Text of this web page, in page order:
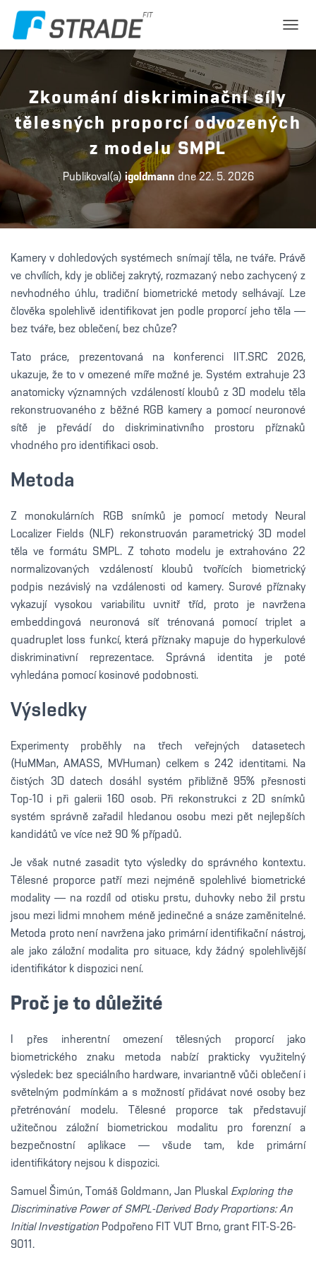
Ř
U
T
Zkoumání diskriminační síly
tělesných proporcí odvozených
z modelu SMPL
Publikoval(a) igoldmann dne22. 5. 2026
Kamery v dohledových systémech snímají těla, ne tváře. Právě
ve chvílích, kdy je obličej zakrytý, rozmazaný nebo zachycený z
nevhodného úhlu, tradiční biometrické metody selhávají. Lze
člověka spolehlivě identifikovat jen podle proporcí jeho těla —
bez tváře, bez oblečení, bez chůze?
Tato práce, prezentovaná na konferenci IIT.SRC 2026,
ukazuje, že to v omezené míře možné je. Systém extrahuje 23
anatomicky významných vzdáleností kloubů z 3D modelu těla
rekonstruovaného z běžné RGB kamery a pomocí neuronové
sítě je převádí do diskriminativního prostoru příznaků
vhodného pro identifikaci osob.
Metoda
Z monokulárních RGB snímků je pomocí metody Neural
Localizer Fields (NLF) rekonstruován parametrický 3D model
těla ve formátu SMPL. Z tohoto modelu je extrahováno 22
normalizovaných vzdáleností kloubů tvořících biometrický
podpis nezávislý na vzdálenosti od kamery. Surové příznaky
vykazují vysokou variabilitu uvnitř tříd, proto je navržena
embeddingová neuronová síť trénovaná pomocí triplet a
quadruplet loss funkcí, která příznaky mapuje do hyperkulové
diskriminativní reprezentace. Správná identita je poté
vyhledána pomocí kosinové podobnosti.
Výsledky
Experimenty proběhly na třech veřejných datasetech
(HuMMan, AMASS, MVHuman) celkem s 242 identitami. Na
čistých 3D datech dosáhl systém přibližně 95% přesnosti
Top-10 i při galerii 160 osob. Při rekonstrukci z 2D snímků
systém správně zařadil hledanou osobu mezi pět nejlepších
kandidátů ve více než 90 % případů.
Je však nutné zasadit tyto výsledky do správného kontextu.
Tělesné proporce patří mezi nejméně spolehlivé biometrické
modality — na rozdíl od otisku prstu, duhovky nebo žil prstu
jsou mezi lidmi mnohem méně jedinečné a snáze zaměnitelné.
Metoda proto není navržena jako primární identifikační nástroj,
ale jako záložní modalita pro situace, kdy žádný spolehlivější
identifikátor k dispozici není.
Proč je to důležité
I přes inherentní omezení tělesných proporcí jako
biometrického znaku metoda nabízí prakticky využitelný
výsledek: bez speciálního hardware, invariantně vůči oblečení i
světelným podmínkám a s možností přidávat nové osoby bez
přetrénování modelu. Tělesné proporce tak představují
užitečnou záložní biometrickou modalitu pro forenzní a
bezpečnostní aplikace — všude tam, kde primární
identifikátory nejsou k dispozici.
Samuel Šimún, Tomáš Goldmann, Jan Pluskal Exploring the
Discriminative Power of SMPL-Derived Body Proportions: An
Initial Investigation Podpořeno FIT VUT Brno, grant FIT-S-26-
9011.